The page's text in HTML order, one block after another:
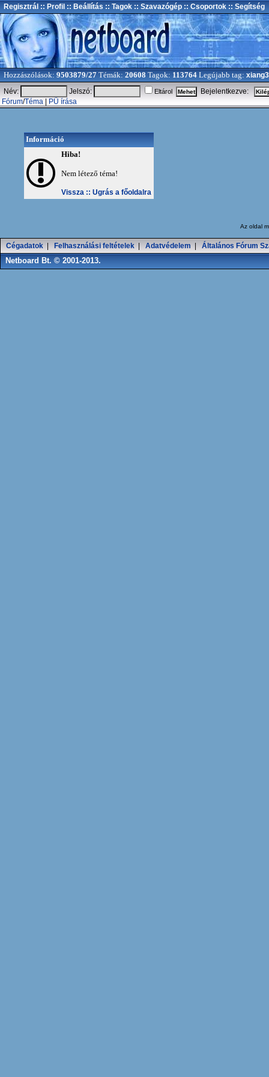
Regisztrál :: Profil :: Beállítás :: Tagok :: Szavazógép :: Csoportok :: Segítség
Hozzászólások: 9503879/27 Témák: 20608 Tagok: 113764 Legújabb tag:
Név:
Jelszó: Eltárol
Bejelentkezve:
Fórum/Téma PÜ írása
Információ
Hiba!
Nem létező téma!
Vissza :: Ugrás a főoldalra
Az oldal
Cégadatok Felhasználási feltételek Adatvédelem Általános Fórum
Netboard Bt. © 2001-2013.